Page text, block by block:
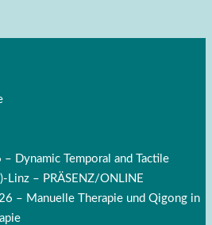
Dynamic Temporal and Tactile
Linz – PRÄSENZ/ONLINE
– Manuelle Therapie und Qigong in